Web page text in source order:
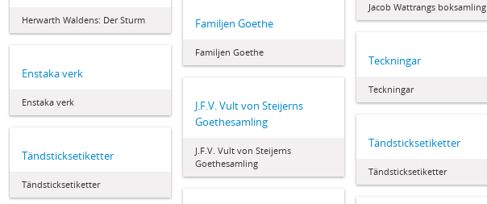
Herwarth Waldens: Der Sturm
Jacob Wattrangs boksamling
Familjen Goethe
Familjen Goethe
Teckningar
Teckningar
Enstaka verk
Enstaka verk
J.F.V. Vult von Steijerns
Goethesamling
J.F.V. Vult von Steijerns
Goethesamling
Tändsticksetiketter
Tändsticksetiketter
Tändsticksetiketter
Tändsticksetiketter